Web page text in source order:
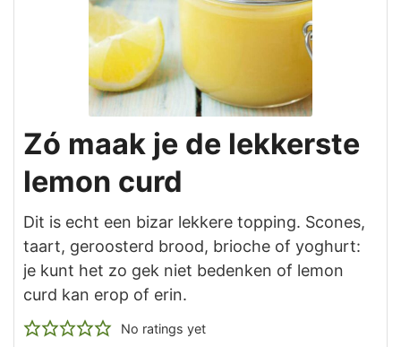
Zó maak je de lekkerste
lemon curd
Dit is echt een bizar lekkere topping. Scones,
taart, geroosterd brood, brioche of yoghurt:
je kunt het zo gek niet bedenken of lemon
curd kan erop of erin.
No ratings yet